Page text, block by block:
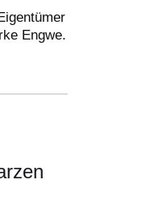
Engwe.